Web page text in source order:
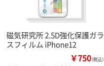
磁気研究所 2.5D強化保護ガラ
スフィルム iPhone12
￥750（税込）